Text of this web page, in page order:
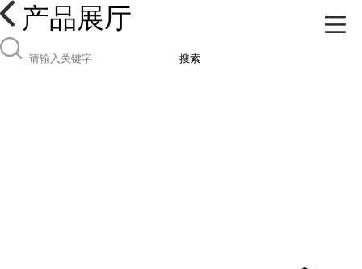
产品展厅
搜索